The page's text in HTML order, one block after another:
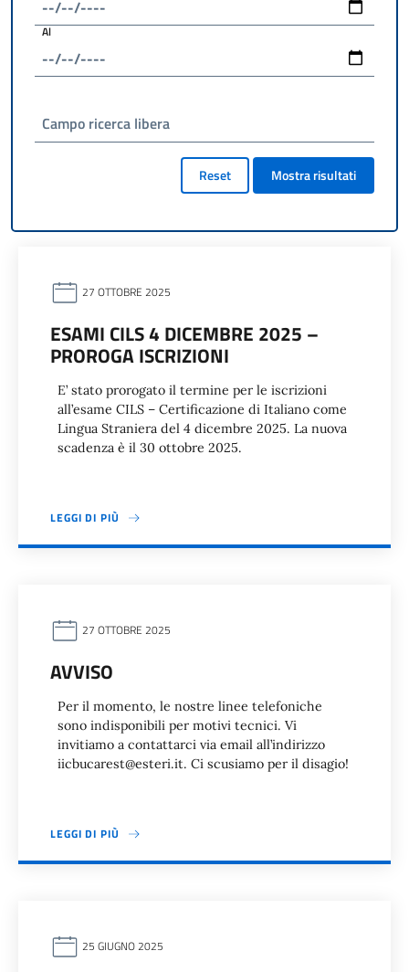
Al
Campo ricerca libera
Reset Mostra risultati
27 OTTOBRE 2025
ESAMI CILS 4 DICEMBRE 2025 –
PROROGA ISCRIZIONI
E’ stato prorogato il termine per le iscrizioni
all’esame CILS – Certificazione di Italiano come
Lingua Straniera del 4 dicembre 2025. La nuova
scadenza è il 30 ottobre 2025.
LEGGI DI PIÙ
27 OTTOBRE 2025
AVVISO
Per il momento, le nostre linee telefoniche
sono indisponibili per motivi tecnici. Vi
invitiamo a contattarci via email all’indirizzo
iicbucarest@esteri.it. Ci scusiamo per il disagio!
LEGGI DI PIÙ
25 GIUGNO 2025